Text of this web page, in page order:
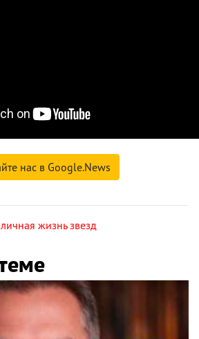
нас в Google.News
личная жизнь звезд